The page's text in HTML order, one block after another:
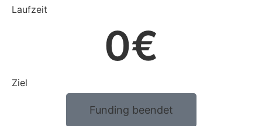
Laufzeit
0€
Ziel
Funding beendet